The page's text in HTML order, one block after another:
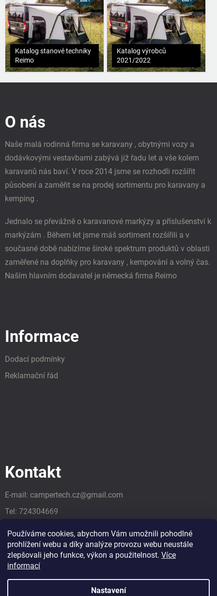
Používáme cookies, abychom Vám umožnili pohodlné
prohlížení webu a díky analýze provozu webu neustále
zlepšovali jeho funkce, výkon a použitelnost. Více
informací
Nastavení
Katalog stanové techniky
Reimo
Katalog výrobců
2021/2022
O nás
Naše malá rodinná firma se karavany , obytnými vozy a
dodávkovými vestavbami zabývá již řadu let a vše kolem
karavanů nás baví. V roce 2014 jsme se rozhodli rozšířit
působení a zaměřit se na prodej sortimentu pro karavany a
kemping .
Jednalo se převážně o karavanové markýzy a příslušenství k
markýzám . Během let jsme máš sortiment rozšířili a v
současné době nabízíme široké spektrum produktů v oblasti
zaměřené na doplňky pro karavany , kempování a volný čas.
Naším hlavním dodavatel je německá firma Reimo
Informace
Dodací podmínky
Reklamační řád
Kontakt
E-mail: campertech.cz@gmail.com
Tel: 724304669